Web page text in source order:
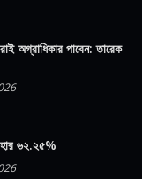
অগ্রাধিকার পাবেন: তারেক
৬২.২৫%